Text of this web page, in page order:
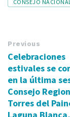
CONSEJO
Previous
Celebraciones
estivales se
en la última
Consejo
Torres del